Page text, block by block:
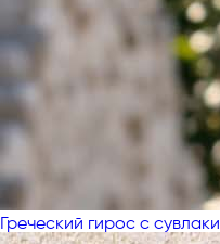
Греческий гирос с сувлаки